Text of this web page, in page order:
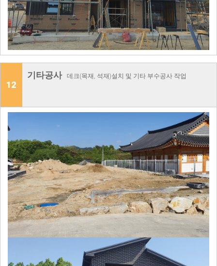
12
기타공사 데크(목재, 석재)설치 및 기타 부수공사 작업